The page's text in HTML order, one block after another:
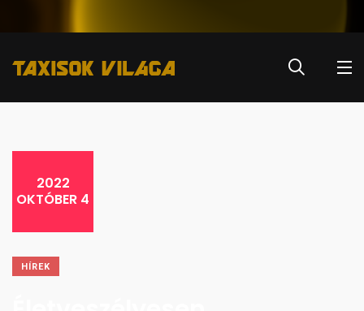
2022
OKTÓBER 4
HÍREK